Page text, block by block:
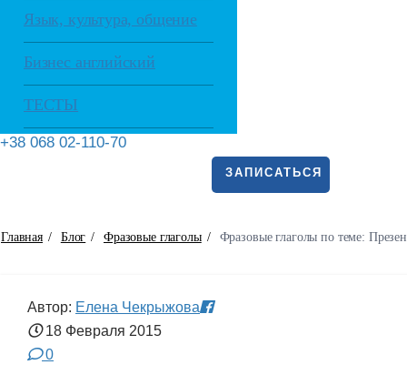
Язык, культура, общение
Бизнес английский
ТЕСТЫ
+38 068 02-110-70
ЗАПИСАТЬСЯ
Главная / Блог / Фразовые глаголы / Фразовые глаголы по теме:
Автор: Елена Чекрыжова
18 Февраля 2015
0